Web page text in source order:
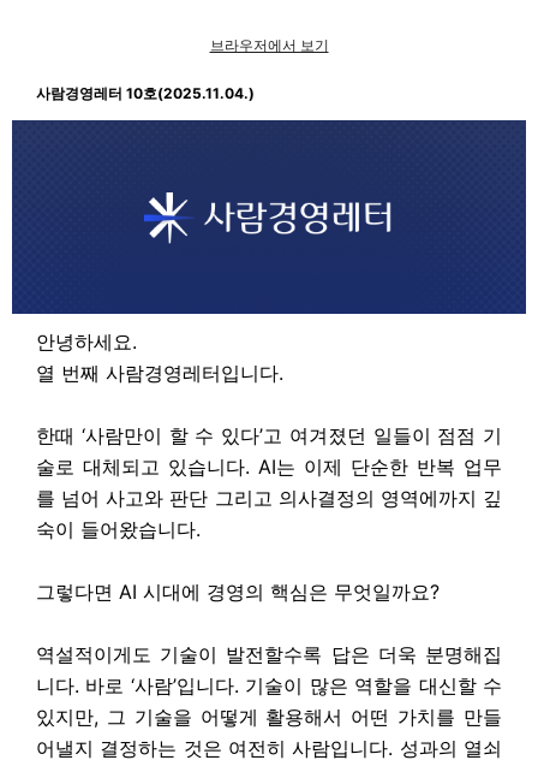
브라우저에서 보기
사람경영레터 10호(2025.11.04.)
안녕하세요.
열 번째 사람경영레터입니다.
한때 ‘사람만이 할 수 있다’고 여겨졌던 일들이 점점 기
술로 대체되고 있습니다. AI는 이제 단순한 반복 업무
를 넘어 사고와 판단 그리고 의사결정의 영역에까지 깊
숙이 들어왔습니다.
그렇다면 AI 시대에 경영의 핵심은 무엇일까요?
역설적이게도 기술이 발전할수록 답은 더욱 분명해집
니다. 바로 ‘사람’입니다. 기술이 많은 역할을 대신할 수
있지만, 그 기술을 어떻게 활용해서 어떤 가치를 만들
어낼지 결정하는 것은 여전히 사람입니다. 성과의 열쇠